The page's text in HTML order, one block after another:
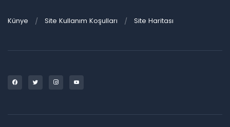
Künye Site Kullanım Koşulları Site Haritası